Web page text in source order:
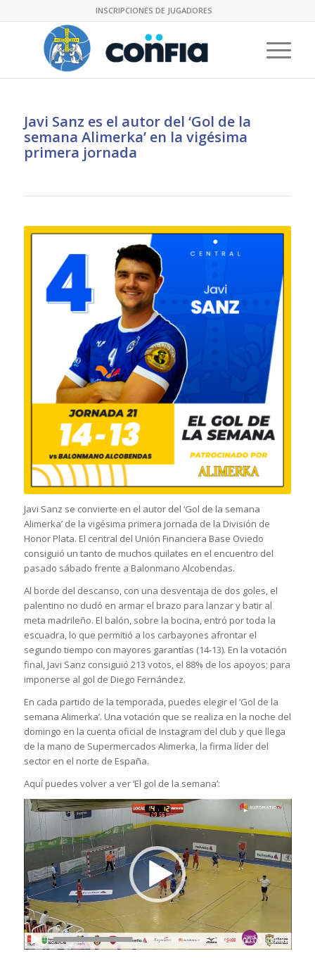
INSCRIPCIONES DE JUGADORES
Javi Sanz es el autor del ‘Gol de la
semana Alimerka’ en la vigésima
primera jornada
Javi Sanz se convierte en el autor del ‘Gol de la semana
Alimerka’ de la vigésima primera jornada de la División de
Honor Plata. El central del Unión Financiera Base Oviedo
consiguió un tanto de muchos quilates en el encuentro del
pasado sábado frente a Balonmano Alcobendas.
Al borde del descanso, con una desventaja de dos goles, el
palentino no dudó en armar el brazo para lanzar y batir al
meta madrileño. El balón, sobre la bocina, entró por toda la
escuadra, lo que permitió a los carbayones afrontar el
segundo tiempo con mayores garantías (14-13). En la votación
final, Javi Sanz consiguió 213 votos, el 88% de los apoyos; para
imponerse al gol de Diego Fernández.
En cada partido de la temporada, puedes elegir el ‘Gol de la
semana Alimerka’. Una votación que se realiza en la noche del
domingo en la cuenta oficial de Instagram del club y que llega
de la mano de Supermercados Alimerka, la firma líder del
sector en el norte de España.
Aquí puedes volver a ver ‘El gol de la semana’:
00:00 |00:06